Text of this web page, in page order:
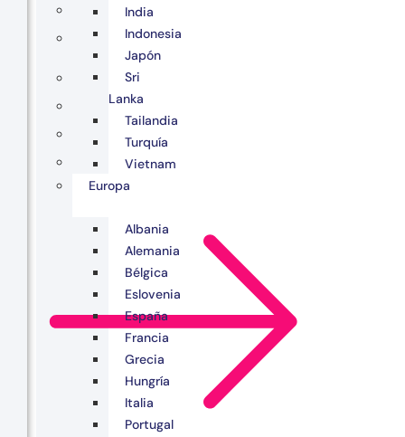
India
Indonesia
Japón
Sri
Lanka
Tailandia
Turquía
Vietnam
Europa
Albania
Alemania
Bélgica
Eslovenia
España
Francia
Grecia
Hungría
Italia
Portugal